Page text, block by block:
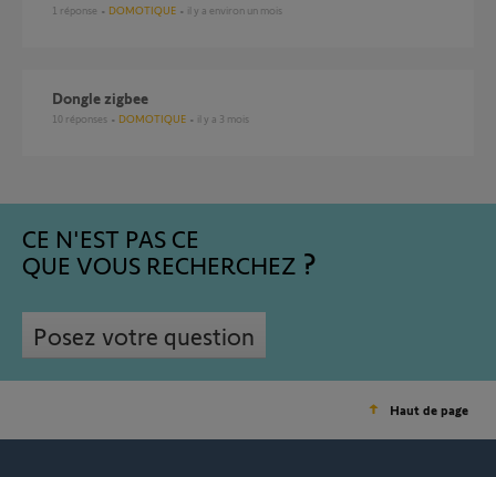
1 réponse DOMOTIQUE il y a environ un mois
Dongle zigbee
10 réponses DOMOTIQUE il y a 3 mois
CE N'EST PAS CE
QUE VOUS RECHERCHEZ
Posez votre question
Haut de page